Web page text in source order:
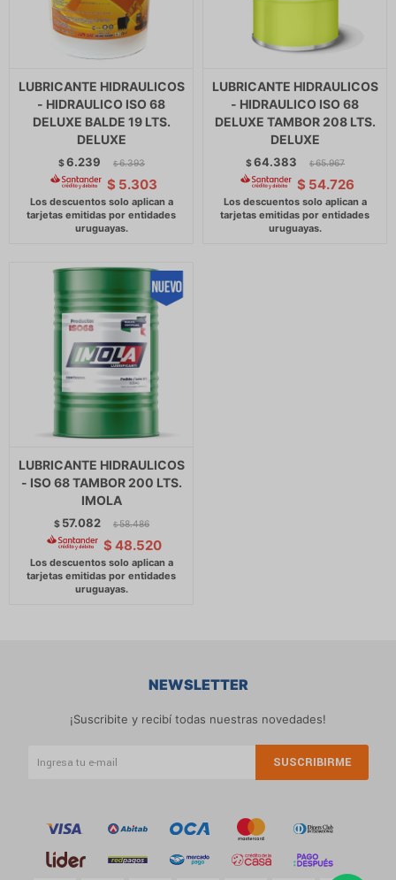
LUBRICANTE HIDRAULICOS
- HIDRAULICO ISO 68
DELUXE BALDE 19 LTS.
DELUXE
$6.239 $ 6.393
$ 5.303
LUBRICANTE HIDRAULICOS
- HIDRAULICO ISO 68
DELUXE TAMBOR 208 LTS.
DELUXE
$64.383 $ 65.967
$ 54.726
LUBRICANTE HIDRAULICOS
- ISO 68 TAMBOR 200 LTS.
IMOLA
$ 57.082 $ 58.486
$ 48.520
NEWSLETTER
¡Suscribite y recibí todas nuestras novedades!
SUSCRIBIRME